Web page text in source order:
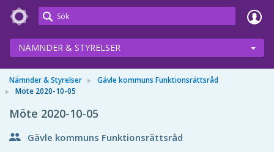
Meetings+
NÄMNDER & STYRELSER
Nämnder & Styrelser
Gävle kommuns Funktionsrättsråd
Möte 2020-10-05
Möte 2020-10-05
Gävle kommuns Funktionsrättsråd